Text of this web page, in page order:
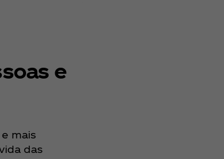
e
mais
das